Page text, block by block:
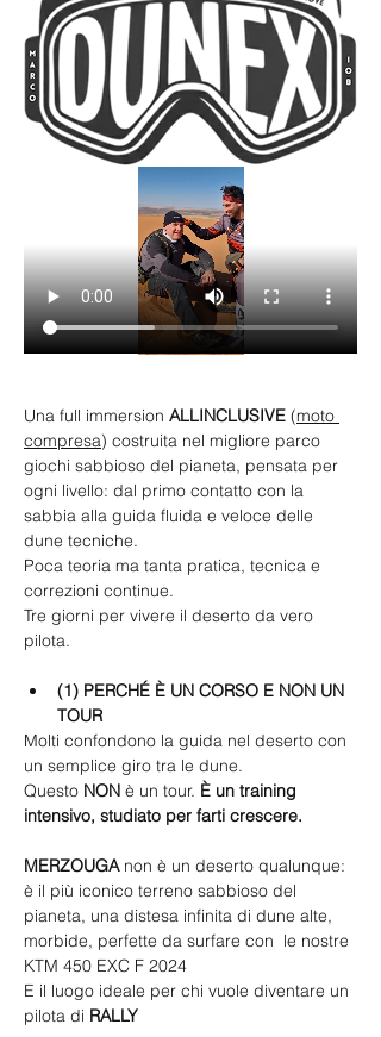
Una full immersion ALLINCLUSIVE (moto
compresa) costruita nel migliore parco
giochi sabbioso del pianeta, pensata per
ogni livello: dal primo contatto con la
sabbia alla guida fluida e veloce delle
dune tecniche.
Poca teoria ma tanta pratica, tecnica e
correzioni continue.
Tre giorni per vivere il deserto da vero
pilota.
(1) PERCHÉ È UN CORSO E NON UN
TOUR
Molti confondono la guida nel deserto con
un semplice giro tra le dune.
Questo NON è un tour. È un training
intensivo, studiato per farti crescere.
MERZOUGA non è un deserto qualunque:
è il più iconico terreno sabbioso del
pianeta, una distesa infinita di dune alte,
morbide, perfette da surfare con  le nostre
KTM 450 EXC F 2024
E il luogo ideale per chi vuole diventare un
pilota di RALLY